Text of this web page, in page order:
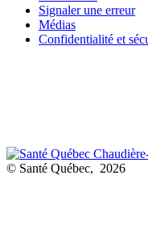
Signaler une erreur
Médias
Confidentialité et
© Santé Québec, 2026